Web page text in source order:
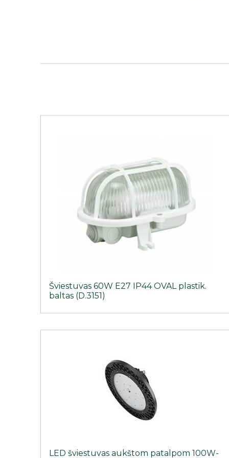
Šviestuvas 60W E27 IP44 OVAL plastik.
baltas (D.3151)
LED šviestuvas aukštom patalpom 100W-